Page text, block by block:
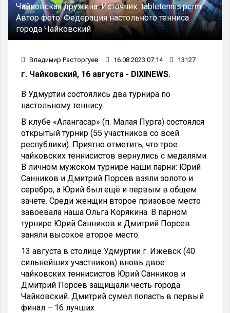
Чайковская дружина.Источник:tabletennis.perm
Автор фото:Федерация настольного тенниса
города Чайковский
Владимир Расторгуев 16.08.2023 07:14 13127
г. Чайковский, 16 августа - DIXINEWS.
В Удмуртии состоялись два турнира по
настольному теннису.
В клубе «Алангасар» (п. Малая Пурга) состоялся
открытый турнир (55 участников со всей
республики). Приятно отметить, что трое
чайковских теннисистов вернулись с медалями.
В личном мужском турнире наши парни: Юрий
Санников и Дмитрий Порсев взяли золото и
серебро, а Юрий был ещё и первым в общем
зачете. Среди женщин второе призовое место
завоевала наша Ольга Корякина. В парном
турнире Юрий Санников и Дмитрий Порсев
заняли высокое второе место.
13 августа в столице Удмуртии г. Ижевск (40
сильнейших участников) вновь двое
чайковских теннисистов Юрий Санников и
Дмитрий Порсев защищали честь города
Чайковский. Дмитрий сумел попасть в первый
финал – 16 лучших.